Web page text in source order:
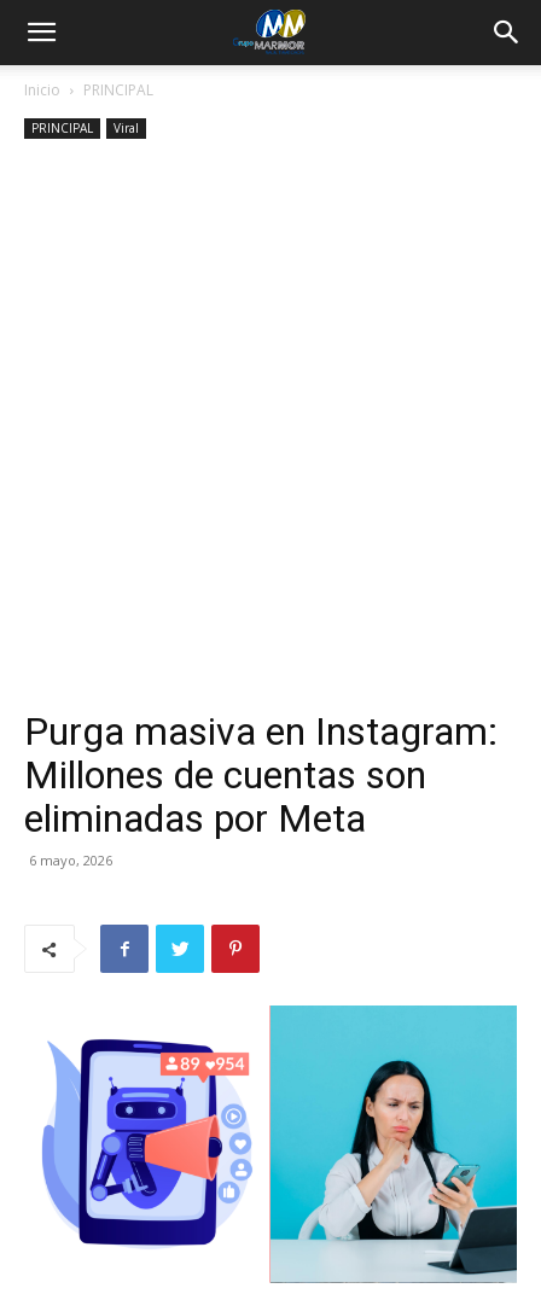
Inicio PRINCIPAL
PRINCIPAL Viral
Purga masiva en Instagram:
Millones de cuentas son
eliminadas por Meta
6 mayo, 2026